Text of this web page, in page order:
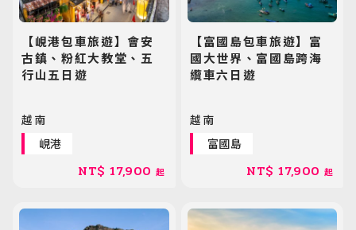
Cruiseship
迷你團(包車)
MiniTour
客製旅遊
【峴港包車旅遊】會安
古鎮、粉紅大教堂、五
行山五日遊
越南
峴港
NT$ 17,900 起
【富國島包車旅遊】富
國大世界、富國島跨海
纜車六日遊
越南
富國島
NT$ 17,900 起